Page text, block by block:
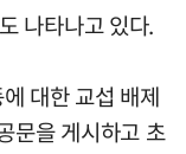
나타나고 있다.
대한 교섭 배제
문을 게시하고 초